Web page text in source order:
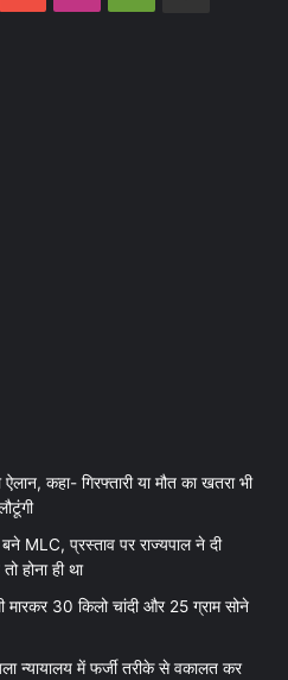
कहा- गिरफ्तारी या मौत का खतरा भी
MLC, प्रस्ताव पर राज्यपाल ने दी
होना ही था
मारकर 30 किलो चांदी और 25 ग्राम सोने
न्यायालय में फर्जी तरीके से वकालत कर